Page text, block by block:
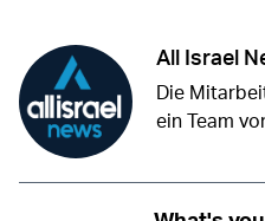
All Israel
Die
ein Team